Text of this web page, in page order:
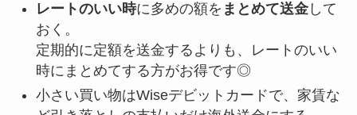
レートのいい時に多めの額を まとめて送金して
おく。
定期的に定額を送金するよりも、レートのいい
時にまとめてする方がお得です◎
小さい買い物はWiseデビットカードで、家賃な